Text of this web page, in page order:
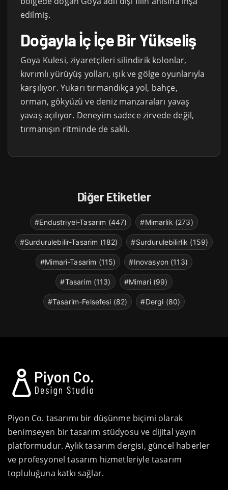
edilmiş.
Doğayla İç İçe Bir Yükseliş
Goya Kulesi, ziyaretçileri silindirik kolonlar,
kıvrımlı yürüyüş yolları, ışık ve gölge oyunlarıyla
karşılıyor. Yukarı tırmandıkça yol, bahçe,
orman, gökyüzü ve deniz manzaraları yavaş
yavaş açılıyor. Deneyim sadece zirvede değil,
tırmanışın ritminde de saklı.
Diğer Etiketler
#Endustriyel-Tasarim (447) #Mimarlik (273)
#Surdurulebilir-Tasarim (182) #Surdurulebilirlik (159)
#Mimari-Tasarim (115) #Inovasyon (113)
#Tasarim (113) #Mimari (99)
#Tasarim-Felsefesi (82) #Dergi (80)
Piyon Co. tasarımı bir düşünme biçimi olarak
benimseyen bir tasarım stüdyosu ve dijital yayın
platformudur. Aylık tasarım dergisi, güncel haberler
ve profesyonel tasarım hizmetleriyle tasarım
topluluğuna katkı sağlar.